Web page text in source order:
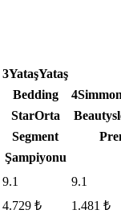
3YataşYataş
Bedding
StarOrta
Segment
Şampiyonu
4
9.1
9.1
4.729 ₺ 1.481 ₺